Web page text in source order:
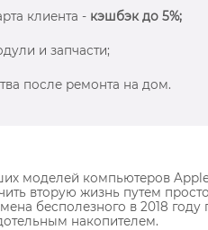
клиента - кэшбэк до 5%;
и запчасти;
после ремонта на дом.
моделей компьютеров Apple
вторую жизнь путем
бесполезного в 2018 году
накопителем.